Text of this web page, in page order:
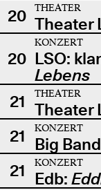
20
THEATER
Theater
20
KONZERT
LSO:
Lebens
21
THEATER
Theater
21
KONZERT
Big
21
KONZERT
Edb: